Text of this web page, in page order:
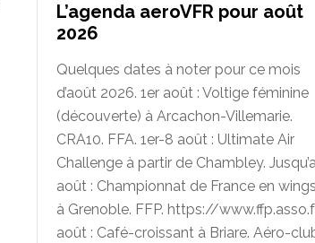
L’agenda aeroVFR pour août
2026
Quelques dates à noter pour ce mois
d’août 2026. 1er août : Voltige féminine
(découverte) à Arcachon-Villemarie.
CRA10. FFA. 1er-8 août : Ultimate Air
Challenge à partir de Chambley.
août : Championnat de France en
à Grenoble. FFP. https://
août : Café-croissant à Briare. Aéro-